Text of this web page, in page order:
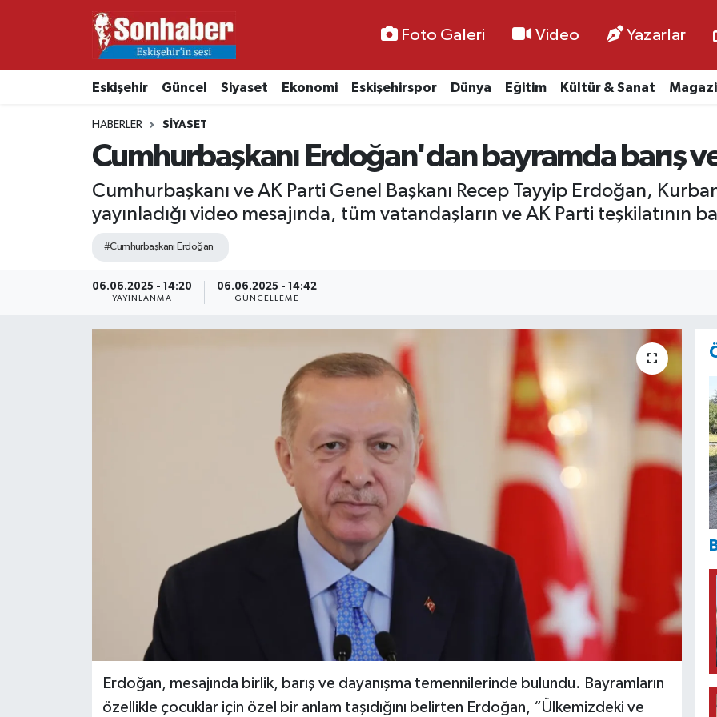
Foto Galeri Video Yazarlar
Eskişehir Güncel Siyaset Ekonomi Eskişehirspor Dünya Eğitim Kültür & Sanat
HABERLER SIYASET
Cumhurbaşkanı Erdoğan'dan bayramda barış
Cumhurbaşkanı ve AK Parti Genel Başkanı Recep Tayyip Erdoğan,
yayınladığı video mesajında, tüm vatandaşların ve AK Parti teşkilatının
#Cumhurbaşkanı Erdoğan
06.06.2025 - 14:20
YAYINLANMA
06.06.2025 - 14:42
GÜNCELLEME
Erdoğan, mesajında birlik, barış ve dayanışma temennilerinde bulundu. Bayramların
özellikle çocuklar için özel bir anlam taşıdığını belirten Erdoğan, “Ülkemizdeki ve
Ekonomi
Kültür & Sanat
Resmi İlanlar
Nöbetçi Eczaneler
Namaz Vakitleri
Trafik Durumu
Süper Lig Puan Durumu ve Fikstür
Son Dakika Haberleri